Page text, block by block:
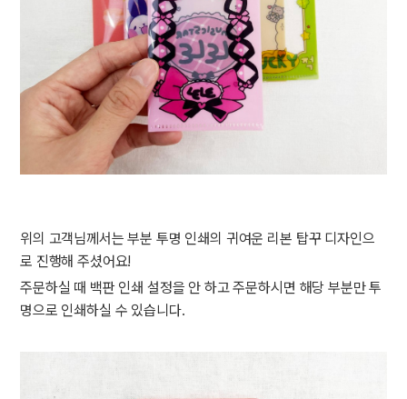
위의 고객님께서는 부분 투명 인쇄의 귀여운 리본 탑꾸 디자인으
로 진행해 주셨어요!
주문하실 때 백판 인쇄 설정을 안 하고 주문하시면 해당 부분만 투
명으로 인쇄하실 수 있습니다.